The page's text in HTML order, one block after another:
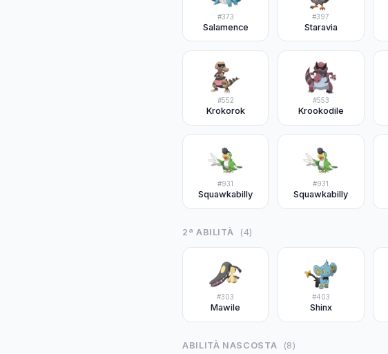
#373
Salamence
#397
Staravia
#552
Krokorok
#553
Krookodile
#931
Squawkabilly
#931
Squawkabilly
2ª ABILITÀ (4)
#303
Mawile
#403
Shinx
ABILITÀ NASCOSTA (8)